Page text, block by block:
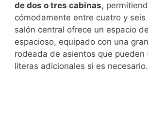
de dos o tres cabinas,
cómodamente entre cuatro y seis
salón central ofrece un espacio
espacioso, equipado con una
rodeada de asientos que pueden
literas adicionales si es necesario.